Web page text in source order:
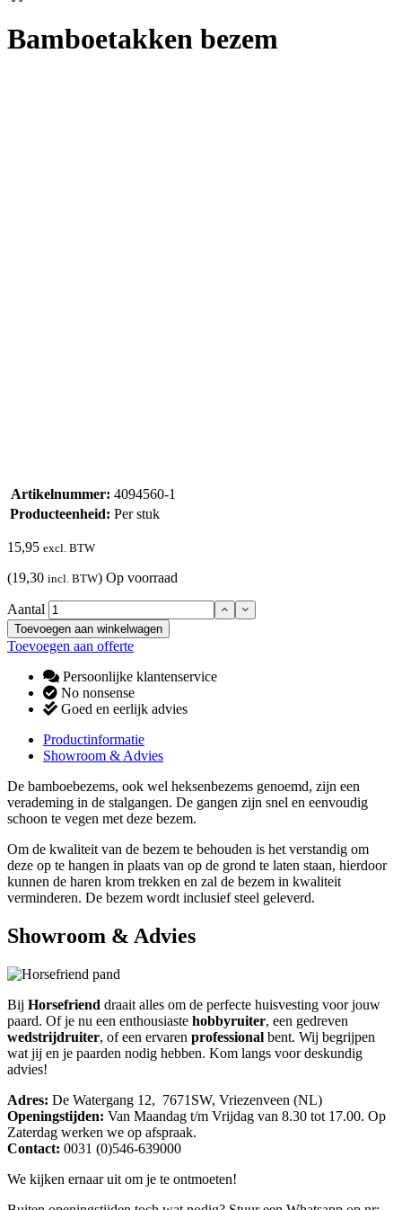
Bamboetakken bezem
Artikelnummer: 4094560-1
Producteenheid: Per stuk
15,95 excl. BTW
(19,30 incl. BTW) Op voorraad
Aantal
Toevoegen aan winkelwagen
Toevoegen aan offerte
Persoonlijke klantenservice
No nonsense
Goed en eerlijk advies
Productinformatie
Showroom & Advies
De bamboebezems, ook wel heksenbezems genoemd, zijn een
verademing in de stalgangen. De gangen zijn snel en eenvoudig
schoon te vegen met deze bezem.
Om de kwaliteit van de bezem te behouden is het verstandig om
deze op te hangen in plaats van op de grond te laten staan, hierdoor
kunnen de haren krom trekken en zal de bezem in kwaliteit
verminderen. De bezem wordt inclusief steel geleverd.
Showroom & Advies
Bij Horsefriend draait alles om de perfecte huisvesting voor jouw
paard. Of je nu een enthousiaste hobbyruiter, een gedreven
wedstrijdruiter, of een ervaren professional bent. Wij begrijpen
wat jij en je paarden nodig hebben. Kom langs voor deskundig
advies!
Adres: De Watergang 12, 7671SW, Vriezenveen (NL)
Openingstijden: Van Maandag t/m Vrijdag van 8.30 tot 17.00. Op
Zaterdag werken we op afspraak.
Contact: 0031 (0)546-639000
We kijken ernaar uit om je te ontmoeten!